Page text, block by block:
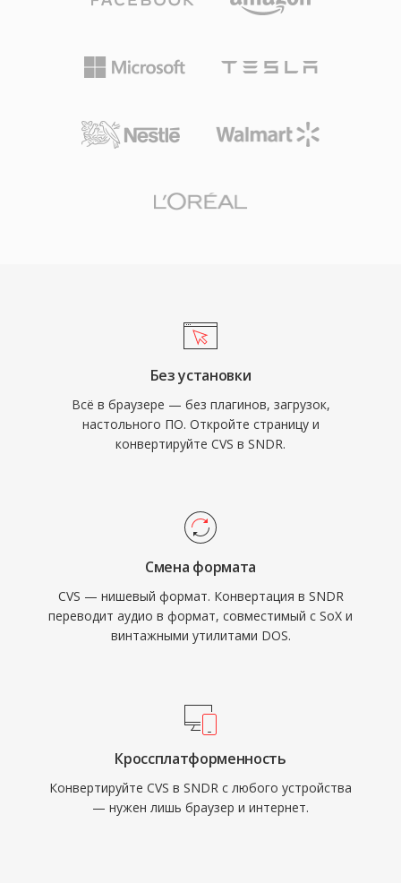
Без установки
Всё в браузере — без плагинов, загрузок,
настольного ПО. Откройте страницу и
конвертируйте CVS в SNDR.
Смена формата
CVS — нишевый формат. Конвертация в SNDR
переводит аудио в формат, совместимый с SoX и
винтажными утилитами DOS.
Кроссплатформенность
Конвертируйте CVS в SNDR с любого устройства
— нужен лишь браузер и интернет.